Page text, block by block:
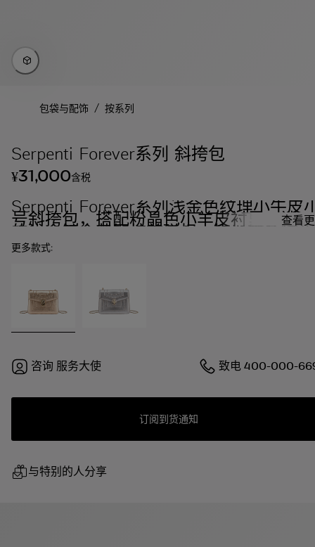
包袋与配饰 / 按系列
Serpenti Forever系列 斜挎包
¥31,000含税
Serpenti Forever系列浅金色纹理小牛皮
号斜挎包，搭配粉晶色小羊皮衬里。迷人
的浅金镀金黄铜蛇首磁扣，饰以黑色氧化
锆密镶鳞片，点缀黑色缟玛瑙双眼。
查看
更多款式:
咨询 服务大使 致电400-000-
订阅到货通知
与特别的人分享